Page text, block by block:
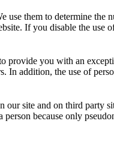
them to determine the
If you disable the
provide you with an
addition, the use of
site and on third party
because only